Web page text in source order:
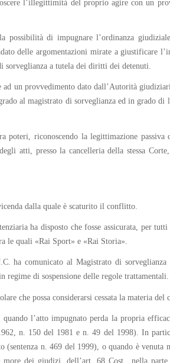
l’illegittimità del proprio agire con un
possibilità di impugnare l’ordinanza
delle argomentazioni mirate a giustificare
sorveglianza a tutela dei diritti dei detenuti.
un provvedimento dato dall’Autorità
al magistrato di sorveglianza ed in grado
riconoscendo la legittimazione
atti, presso la cancelleria della stessa
dalla quale è scaturito il conflitto.
ha disposto che fosse assicurata, per
le quali «Rai Sport» e «Rai Storia».
ha comunicato al Magistrato di sorveglianza
di sospensione delle regole trattamentali.
che possa considerarsi cessata la materia del
l’atto impugnato perda la propria
n. 150 del 1981 e n. 49 del 1998). In
(sentenza n. 469 del 1999), o quando è venuta
dei giudizi, dell’art. 68 Cost., nella